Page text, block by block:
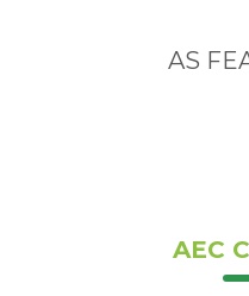
AS
AEC